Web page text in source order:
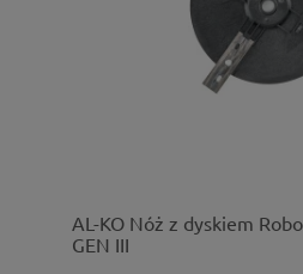
AL-KO Nóż z dyskiem
GEN III